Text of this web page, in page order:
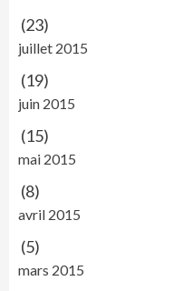
(23)
juillet 2015
(19)
juin 2015
(15)
mai 2015
(8)
avril 2015
(5)
mars 2015